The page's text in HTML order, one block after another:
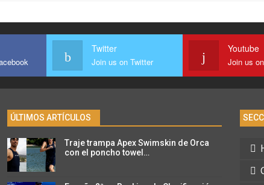
Twitter
Join us on Twitter
Youtube
Join us
ÚLTIMOS ARTÍCULOS
Traje trampa Apex Swimskin de Orca
con el poncho towel…